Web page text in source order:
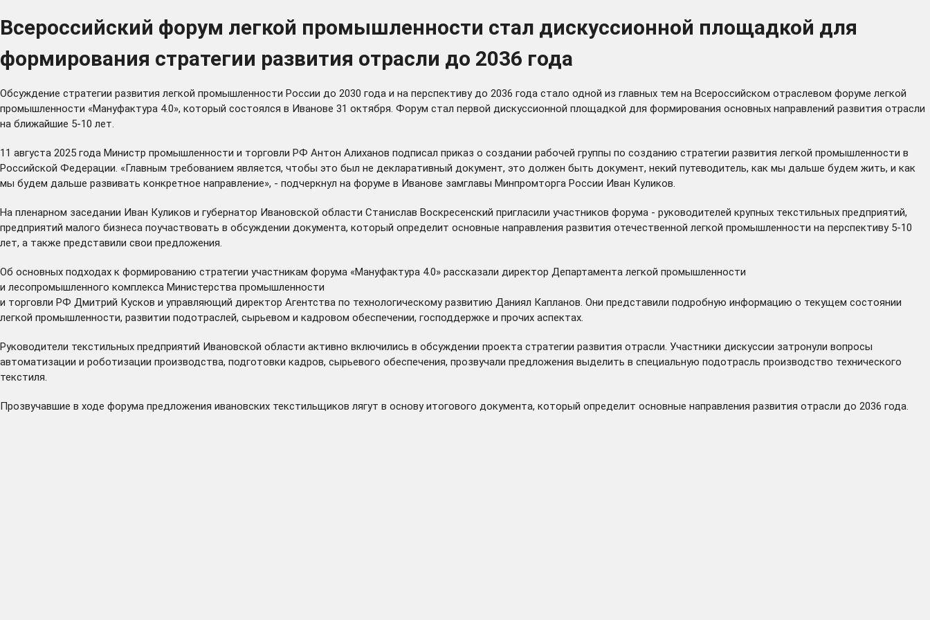
Всероссийский форум легкой промышленности стал дискуссионной площадкой для
формирования стратегии развития отрасли до 2036 года
Обсуждение стратегии развития легкой промышленности России до 2030 года и на перспективу до 2036 года стало одной из главных тем на Всероссийском отраслевом форуме легкой
промышленности «Мануфактура 4.0», который состоялся в Иванове 31 октября. Форум стал первой дискуссионной площадкой для формирования основных направлений развития отрасли
на ближайшие 5-10 лет.
11 августа 2025 года Министр промышленности и торговли РФ Антон Алиханов подписал приказ о создании рабочей группы по созданию стратегии развития легкой промышленности в
Российской Федерации. «Главным требованием является, чтобы это был не декларативный документ, это должен быть документ, некий путеводитель, как мы дальше будем жить, и как
мы будем дальше развивать конкретное направление», - подчеркнул на форуме в Иванове замглавы Минпромторга России Иван Куликов.
На пленарном заседании Иван Куликов и губернатор Ивановской области Станислав Воскресенский пригласили участников форума - руководителей крупных текстильных предприятий,
предприятий малого бизнеса поучаствовать в обсуждении документа, который определит основные направления развития отечественной легкой промышленности на перспективу 5-10
лет, а также представили свои предложения.
Об основных подходах к формированию стратегии участникам форума «Мануфактура 4.0» рассказали директор Департамента легкой промышленности
и лесопромышленного комплекса Министерства промышленности
и торговли РФ Дмитрий Кусков и управляющий директор Агентства по технологическому развитию Даниял Капланов. Они представили подробную информацию о текущем состоянии
легкой промышленности, развитии подотраслей, сырьевом и кадровом обеспечении, господдержке и прочих аспектах.
Руководители текстильных предприятий Ивановской области активно включились в обсуждении проекта стратегии развития отрасли. Участники дискуссии затронули вопросы
автоматизации и роботизации производства, подготовки кадров, сырьевого обеспечения, прозвучали предложения выделить в специальную подотрасль производство технического
текстиля.
Прозвучавшие в ходе форума предложения ивановских текстильщиков лягут в основу итогового документа, который определит основные направления развития отрасли до 2036 года.